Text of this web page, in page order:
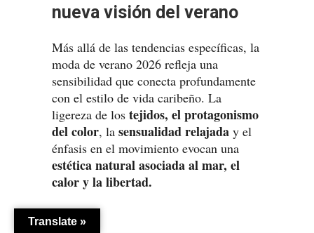
nueva visión del verano
Más allá de las tendencias específicas, la
moda de verano 2026 refleja una
sensibilidad que conecta profundamente
con el estilo de vida caribeño. La
ligereza de los tejidos, el protagonismo
del color, la sensualidad relajada y el
énfasis en el movimiento evocan una
estética natural asociada al mar, el
calor y la libertad.
Translate »